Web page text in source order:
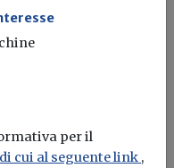
per il
di cui al seguente link ,